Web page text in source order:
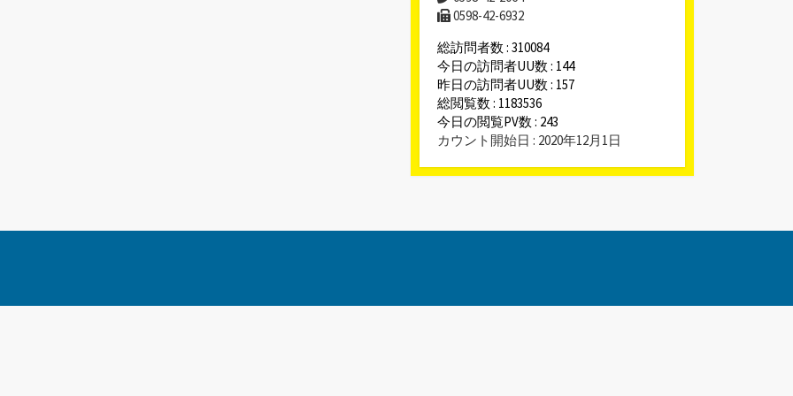
0598-42-6932
総訪問者数 : 310084
今日の訪問者UU数 : 144
昨日の訪問者UU数 : 157
総閲覧数 : 1183536
今日の閲覧PV数 : 243
カウント開始日 : 2020年12月1日